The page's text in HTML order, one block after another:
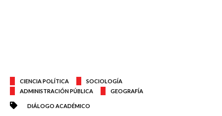
CIENCIA POLÍTICA
SOCIOLOGÍA
ADMINISTRACIÓN PÚBLICA
GEOGRAFÍA
DIÁLOGO ACADÉMICO